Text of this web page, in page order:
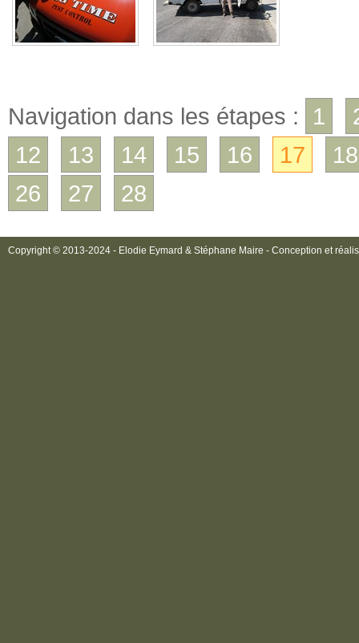
Navigation dans les étapes : 1
12
13 14 15 16 17
18
26
27 28
Copyright © 2013-2024 - Elodie Eymard & Stéphane Maire - Conception et